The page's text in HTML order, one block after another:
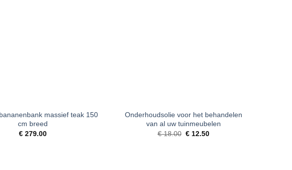
massief teak 150
cm breed
€ 279.00
Onderhoudsolie voor het behandelen
van al uw tuinmeubelen
€18.00 Oorspronkelijke
€12.50Huidige